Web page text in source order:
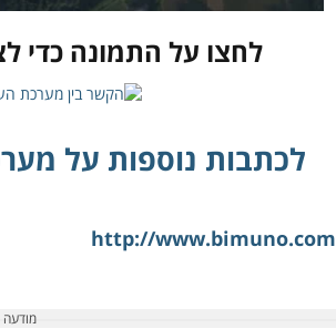
לחצו על התמונה כדי
לכתבות נוספות על
http://www.bimuno.com